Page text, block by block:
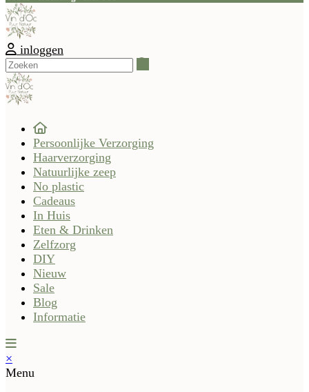
inloggen
Persoonlijke Verzorging
Haarverzorging
Natuurlijke zeep
No plastic
Cadeaus
In Huis
Eten & Drinken
Zelfzorg
DIY
Nieuw
Sale
Blog
Informatie
×
Menu